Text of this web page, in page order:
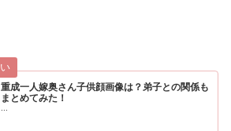
重成一人嫁奥さん子供顔画像は？弟子との関係も
まとめてみた！